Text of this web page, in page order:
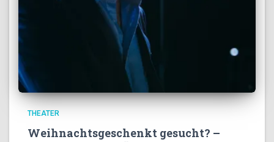
THEATER
Weihnachtsgeschenkt gesucht? –